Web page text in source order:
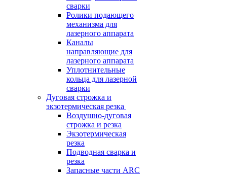
сварки
Ролики подающего
механизма для
лазерного аппарата
Каналы
направляющие для
лазерного аппарата
Уплотнительные
кольца для лазерной
сварки
Дуговая строжка и
экзотермическая резка
Воздушно-дуговая
строжка и резка
Экзотермическая
резка
Подводная сварка и
резка
Запасные части ARC